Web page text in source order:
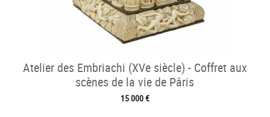
Atelier des Embriachi (XVe siècle) - Coffret aux
scènes de la vie de Pâris
15 000 €